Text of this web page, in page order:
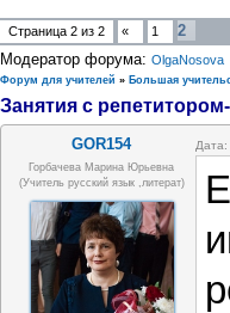
Страница 2 из 2 « 1
2
Модератор форума: OlgaNosova
Форум для учителей » Большая
Занятия с
GOR154
Горбачева Марина Юрьевна
(учитель русский язык ,литерат)